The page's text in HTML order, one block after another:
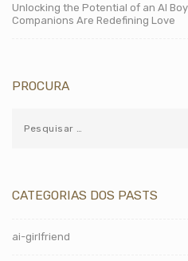
Unlocking the Potential of an AI
Companions Are Redefining Love
PROCURA
CATEGORIAS DOS PASTS
ai-girlfriend